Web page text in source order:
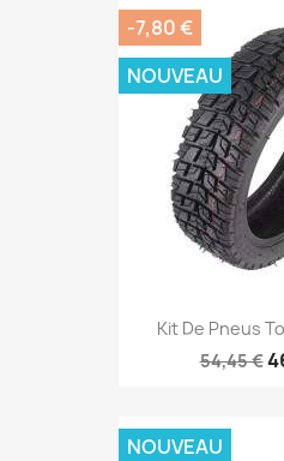
Kit De Pneus
54,45 €
-7,80 €
NOUVEAU
NOUVEAU